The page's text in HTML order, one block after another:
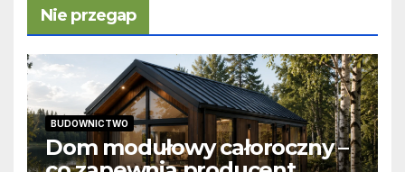
Nie przegap
BUDOWNICTWO
Dom modułowy całoroczny –